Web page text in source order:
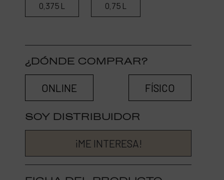
0,375 L 0,75 L
¿DÓNDE COMPRAR?
ONLINE FÍSICO
SOY DISTRIBUIDOR
¡ME INTERESA!